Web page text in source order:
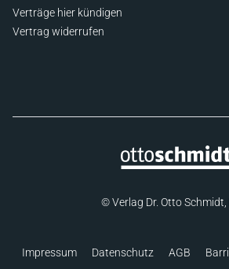
Verträge hier kündigen
Vertrag widerrufen
© Verlag Dr. Otto Schmidt,
Impressum Datenschutz AGB